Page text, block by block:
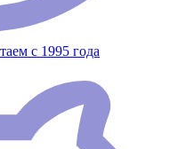
с 1995 года